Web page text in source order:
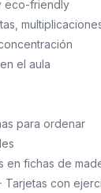
eco-friendly
el aula
para ordenar
en fichas de
Tarjetas con